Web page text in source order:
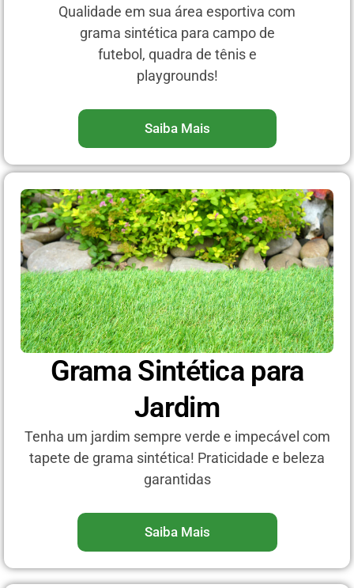
Qualidade em sua área esportiva com
grama sintética para campo de
futebol, quadra de tênis e
playgrounds!
Saiba Mais
Grama Sintética para
Jardim
Tenha um jardim sempre verde e impecável com
tapete de grama sintética! Praticidade e beleza
garantidas
Saiba Mais